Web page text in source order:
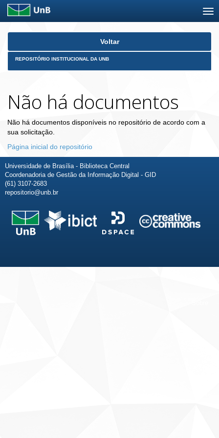
Skip
Voltar
REPOSITÓRIO INSTITUCIONAL DA UNB
Não há documentos
Não há documentos disponíveis no repositório de acordo com a
sua solicitação.
Página inicial do repositório
Universidade de Brasília - Biblioteca Central
Coordenadoria de Gestão da Informação Digital - GID
(61) 3107-2683
repositorio@unb.br